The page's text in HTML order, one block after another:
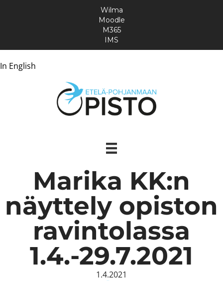
In English
Wilma
Moodle
M365
IMS
Marika KK:n
näyttely opiston
ravintolassa
1.4.-29.7.2021
1.4.2021